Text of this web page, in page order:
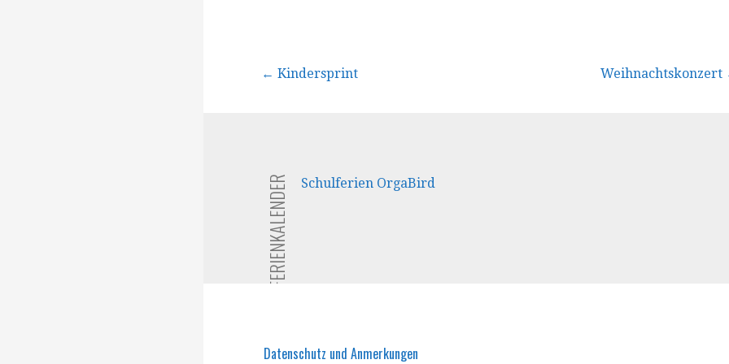
Beitragsnavigation
← Kindersprint
FERIENKALENDER Schulferien OrgaBird
Datenschutz und Anmerkungen